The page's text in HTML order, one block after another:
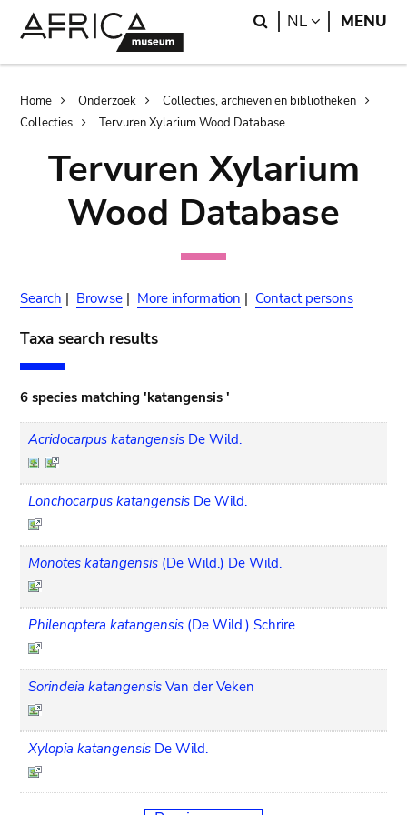
Search
NL LANGUAGE
MENU
Breadcrumb
Home Onderzoek
Collecties, archieven en bibliotheken
Collecties
Tervuren Xylarium Wood Database
Tervuren Xylarium
Wood Database
Search | Browse | More information | Contact persons
Taxa search results
6 species matching 'katangensis '
Acridocarpus katangensis De Wild.
Lonchocarpus katangensis De Wild.
Monotes katangensis (De Wild.) De Wild.
Philenoptera katangensis (De Wild.) Schrire
Sorindeia katangensis Van der Veken
Xylopia katangensis De Wild.